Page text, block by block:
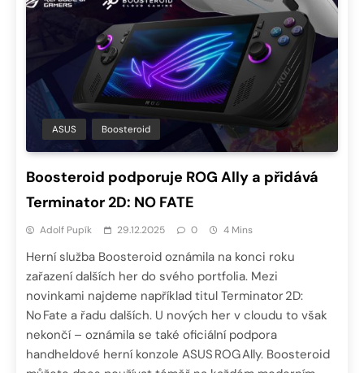
ASUS Boosteroid
Boosteroid podporuje ROG Ally a přidává
Terminator 2D: NO FATE
Adolf Pupík 29.12.2025 0 4 Mins
Herní služba Boosteroid oznámila na konci roku
zařazení dalších her do svého portfolia. Mezi
novinkami najdeme například titul Terminator 2D:
No Fate a řadu dalších. U nových her v cloudu to však
nekončí – oznámila se také oficiální podpora
handheldové herní konzole ASUS ROG Ally. Boosteroid